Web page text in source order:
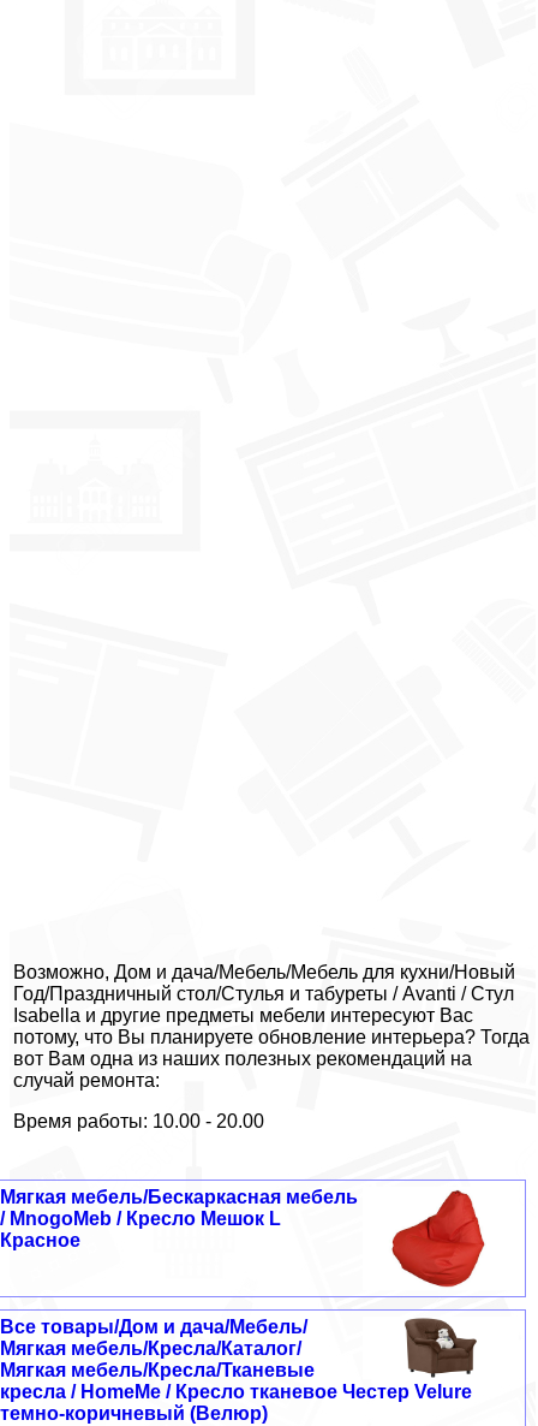
Возможно, Дом и дача/Мебель/Мебель для кухни/Новый
Год/Праздничный стол/Стулья и табуреты / Avanti / Стул
Isabella и другие предметы мебели интересуют Вас
потому, что Вы планируете обновление интерьера? Тогда
вот Вам одна из наших полезных рекомендаций на
случай ремонта:
Время работы: 10.00 - 20.00
Мягкая мебель/Бескаркасная мебель
/ MnogoMeb / Кресло Мешок L
Красное
Все товары/Дом и дача/Мебель/
Мягкая мебель/Кресла/Каталог/
Мягкая мебель/Кресла/Тканевые
кресла / HomeMe / Кресло тканевое Честер Velure
темно-коричневый (Велюр)